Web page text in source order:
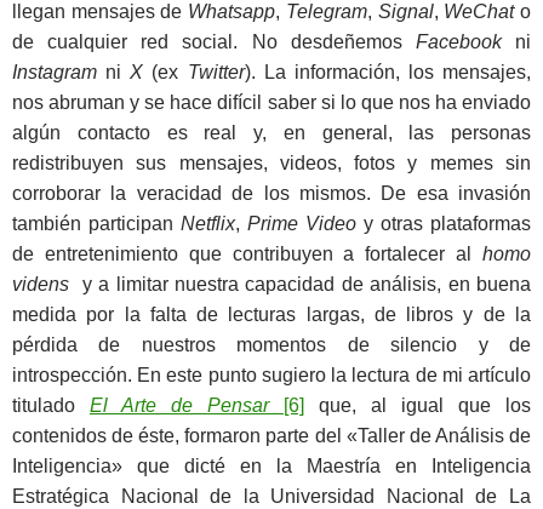
llegan mensajes de Whatsapp, Telegram, Signal, WeChato
de cualquier red social. No desdeñemos Facebookni
Instagram niX (ex Twitter). La información, los mensajes,
nos abruman y se hace difícil saber si lo que nos ha enviado
algún contacto es real y, en general, las personas
redistribuyen sus mensajes, videos, fotos y memes sin
corroborar la veracidad de los mismos. De esa invasión
también participan Netflix, Prime Video y otras plataformas
de entretenimiento que contribuyen a fortalecer al homo
videns
y a limitar nuestra capacidad de análisis, en buena
medida por la falta de lecturas largas, de libros y de la
pérdida de nuestros momentos de silencio y de
introspección. En este punto sugiero la lectura de mi artículo
titulado El Arte de Pensar [6]
que, al igual que los
contenidos de éste, formaron parte del «Taller de Análisis de
Inteligencia» que dicté en la Maestría en Inteligencia
Estratégica Nacional de la Universidad Nacional de La